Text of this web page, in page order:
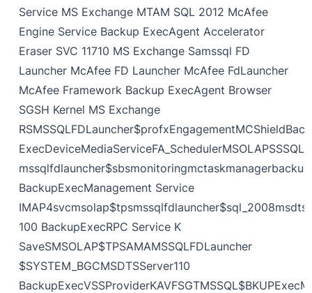
Service MS Exchange MTAM SQL 2012 McAfee
Engine Service Backup ExecAgent Accelerator
Eraser SVC 11710 MS Exchange Samssql FD
Launcher McAfee FD Launcher McAfee FdLauncher
McAfee Framework Backup ExecAgent Browser
SGSH Kernel MS Exchange
BackupExecManagement Service
100 BackupExecRPC Service K
SaveSMSOLAP$TPSAMAMSSQLFDLauncher
$SYSTEM_BGCMSDTSServer110